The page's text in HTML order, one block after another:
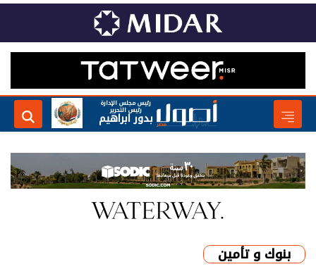
رئيس مجلس الإدارة
رئيس التحرير
بدور ابراهيم
بنوك و تأمين